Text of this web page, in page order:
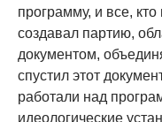
программу, и все,
создавал партию,
документом,
спустил этот
работали над
идеологические